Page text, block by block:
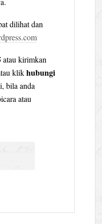
dilihat dan
atau kirimkan
klikhubungi
bila anda
atau